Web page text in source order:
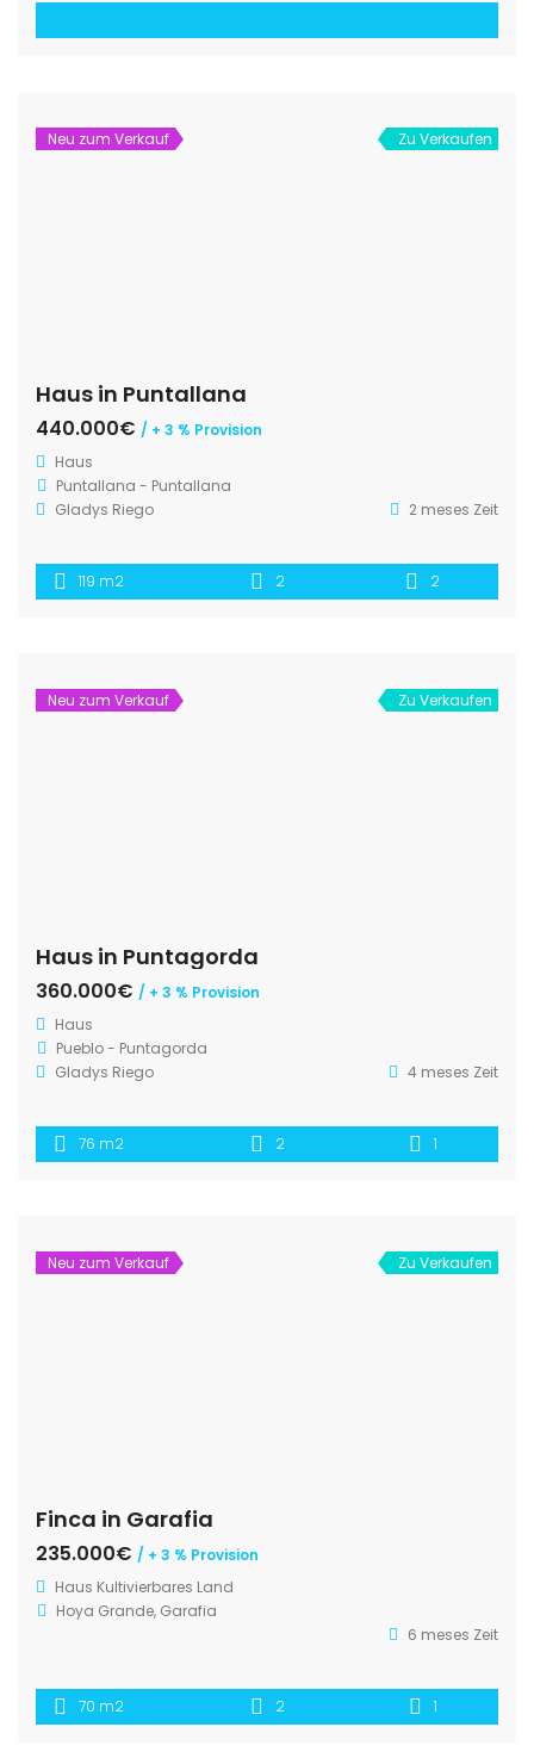
Neu zum Verkauf Zu Verkaufen
Haus in Puntallana
440.000€ / + 3 % Provision
Haus
Puntallana - Puntallana
Gladys Riego
2 meses Zeit
119 m2 2 2
Neu zum Verkauf Zu Verkaufen
Haus in Puntagorda
360.000€ / + 3 % Provision
Haus
Pueblo - Puntagorda
Gladys Riego
4 meses Zeit
76 m2 2 1
Neu zum Verkauf Zu Verkaufen
Finca in Garafia
235.000€ / + 3 % Provision
Haus Kultivierbares Land
Hoya Grande, Garafia
6 meses Zeit
70 m2 2 1